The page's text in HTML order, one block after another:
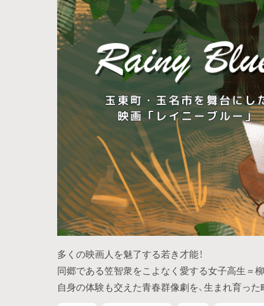
多くの映画人を魅了する若き才能！
同郷である笠智衆をこよなく愛する女子高生＝
自身の体験も交えた青春群像劇を、生まれ育っ